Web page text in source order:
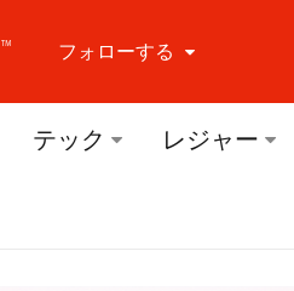
フォローする
フォローする Facebook
テック レジャー